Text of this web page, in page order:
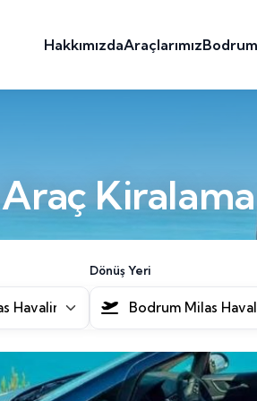
HakkımızdaAraçlarımızBodrum
Havalimanı [BJV]
Dönüş Yeri
Bodrum Milas